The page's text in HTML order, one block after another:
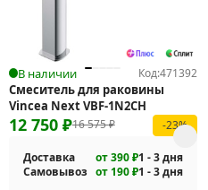
В наличии Код:471392
Смеситель для раковины
Vincea Next VBF-1N2CH
16 575₽
12 750 ₽ -23%
Доставка от 390 ₽1 - 3 дня
Самовывоз от 190 ₽1 - 3 дня